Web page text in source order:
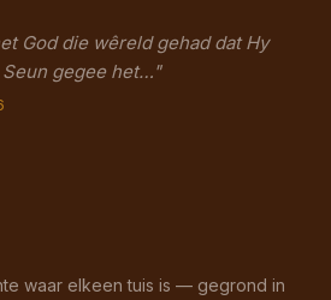
God die wêreld gehad dat Hy
gegee het…"
waar elkeen tuis is — gegrond in